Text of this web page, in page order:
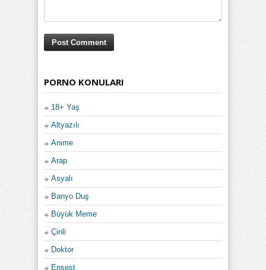
PORNO KONULARI
18+ Yaş
Altyazılı
Anime
Arap
Asyalı
Banyo Duş
Büyük Meme
Çinli
Doktor
Ensest